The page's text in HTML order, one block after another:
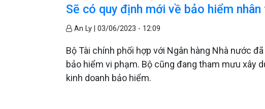
Sẽ có quy định mới về bảo hiểm nhân
An Ly |03/06/2023 - 12:09
Bộ Tài chính phối hợp với Ngân hàng Nhà nước
bảo hiểm vi phạm. Bộ cũng đang tham mưu xây
kinh doanh bảo hiểm.